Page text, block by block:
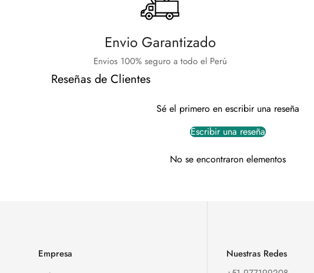
Envio Garantizado
Envios 100% seguro a todo el Perú
Reseñas de Clientes
Sé el primero en escribir una reseña
Escribir una reseña
No se encontraron elementos
Empresa
Nuestras Redes